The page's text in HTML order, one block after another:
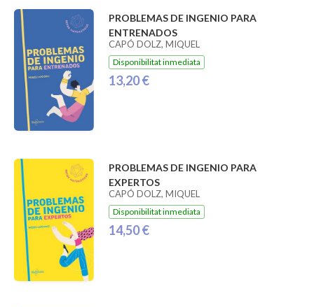
PROBLEMAS DE INGENIO PARA
ENTRENADOS
CAPÓ DOLZ, MIQUEL
Disponibilitat inmediata
13,20 €
PROBLEMAS DE INGENIO PARA
EXPERTOS
CAPÓ DOLZ, MIQUEL
Disponibilitat inmediata
14,50 €